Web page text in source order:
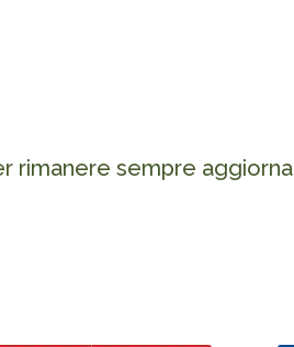
rimanere sempre